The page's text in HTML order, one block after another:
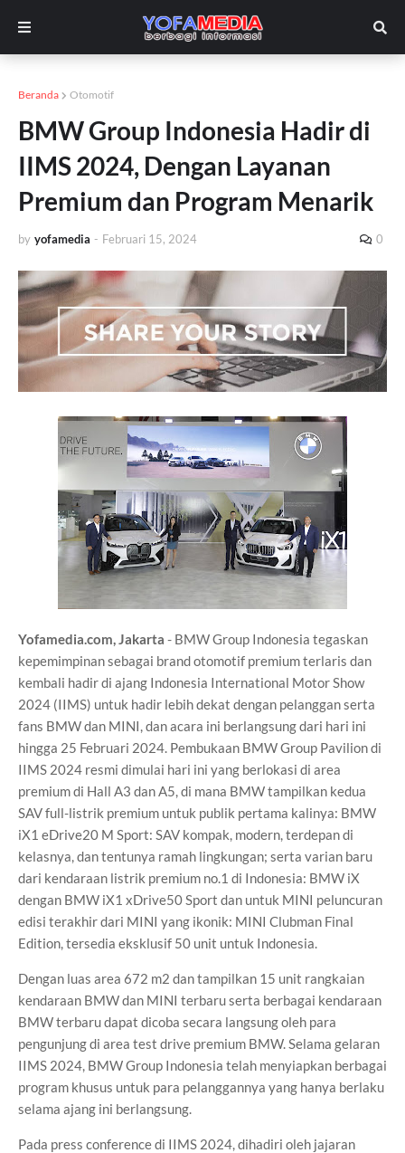
Beranda Otomotif
BMW Group Indonesia Hadir di
IIMS 2024, Dengan Layanan
Premium dan Program Menarik
by yofamedia - Februari 15, 2024 0
Yofamedia.com, Jakarta - BMW Group Indonesia tegaskan
kepemimpinan sebagai brand otomotif premium terlaris dan
kembali hadir di ajang Indonesia International Motor Show
2024 (IIMS) untuk hadir lebih dekat dengan pelanggan serta
fans BMW dan MINI, dan acara ini berlangsung dari hari ini
hingga 25 Februari 2024. Pembukaan BMW Group Pavilion di
IIMS 2024 resmi dimulai hari ini yang berlokasi di area
premium di Hall A3 dan A5, di mana BMW tampilkan kedua
SAV full-listrik premium untuk publik pertama kalinya: BMW
iX1 eDrive20 M Sport: SAV kompak, modern, terdepan di
kelasnya, dan tentunya ramah lingkungan; serta varian baru
dari kendaraan listrik premium no.1 di Indonesia: BMW iX
dengan BMW iX1 xDrive50 Sport dan untuk MINI peluncuran
edisi terakhir dari MINI yang ikonik: MINI Clubman Final
Edition, tersedia eksklusif 50 unit untuk Indonesia.
Dengan luas area 672 m2 dan tampilkan 15 unit rangkaian
kendaraan BMW dan MINI terbaru serta berbagai kendaraan
BMW terbaru dapat dicoba secara langsung oleh para
pengunjung di area test drive premium BMW. Selama gelaran
IIMS 2024, BMW Group Indonesia telah menyiapkan berbagai
program khusus untuk para pelanggannya yang hanya berlaku
selama ajang ini berlangsung.
Pada press conference di IIMS 2024, dihadiri oleh jajaran